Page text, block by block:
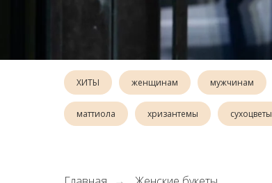
ХИТЫ женщинам мужчинам
маттиола хризантемы сухоцветы